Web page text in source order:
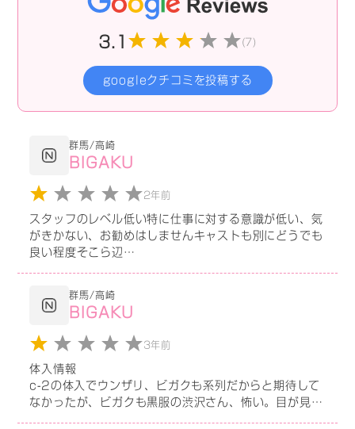
3.1 (7)
googleクチコミを投稿する
群馬/高崎
BIGAKU
2年前
スタッフのレベル低い特に仕事に対する意識が低い、気
がきかない、お勧めはしませんキャストも別にどうでも
良い程度そこら辺
です、やはり群馬特に高崎はレベル低い、再確認。
群馬/高崎
BIGAKU
3年前
体入情報
c-2の体入でウンザリ、ビガクも系列だからと期待して
なかったが、ビガクも黒服の渋沢さん、怖い。目が見開